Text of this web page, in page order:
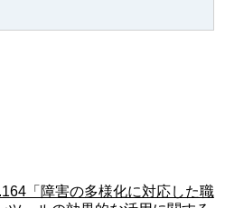
「障害の多様化に対応した職